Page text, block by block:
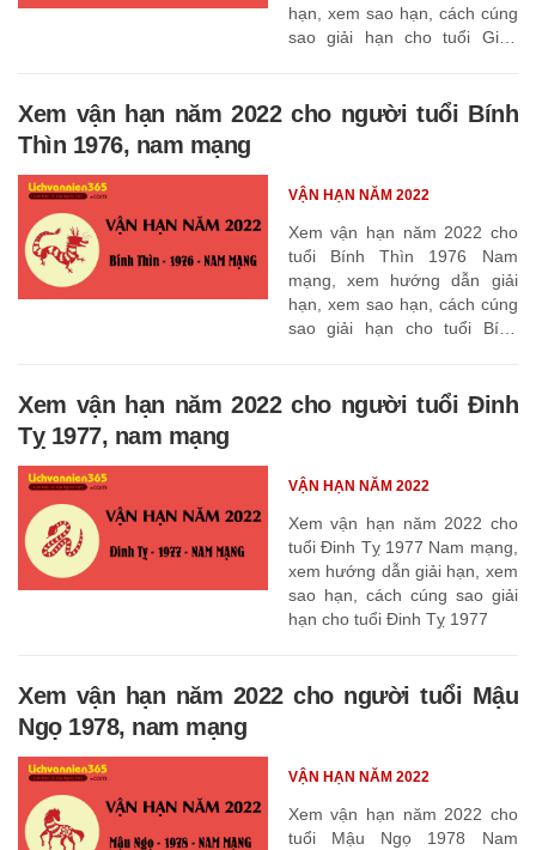
hạn, xem sao hạn, cách cúng
sao giải hạn cho tuổi Giáp
Xem vận hạn năm 2022 cho người tuổi Bính
Thìn 1976, nam mạng
Xem vận hạn năm 2022 cho
tuổi Bính Thìn 1976 Nam
mạng, xem hướng dẫn giải
hạn, xem sao hạn, cách cúng
sao giải hạn cho tuổi Bính
VẬN HẠN NĂM 2022
Xem vận hạn năm 2022 cho người tuổi Đinh
Tỵ 1977, nam mạng
Xem vận hạn năm 2022 cho
tuổi Đinh Tỵ 1977 Nam mạng,
xem hướng dẫn giải hạn, xem
sao hạn, cách cúng sao giải
hạn cho tuổi Đinh Tỵ 1977
VẬN HẠN NĂM 2022
Xem vận hạn năm 2022 cho người tuổi Mậu
Ngọ 1978, nam mạng
Xem vận hạn năm 2022 cho
tuổi Mậu Ngọ 1978 Nam
VẬN HẠN NĂM 2022